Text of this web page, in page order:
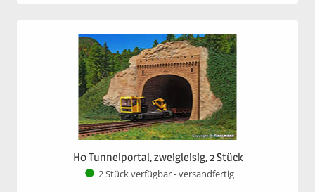
H0 Tunnelportal, zweigleisig, 2 Stück
2 Stück verfügbar - versandfertig